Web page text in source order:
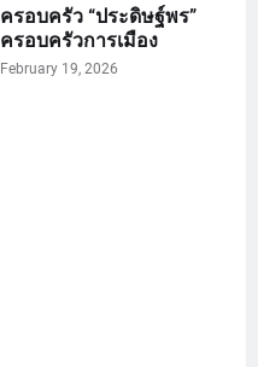
ครอบครัว “ประดิษฐ์พร”
ครอบครัวการเมือง
February 19, 2026